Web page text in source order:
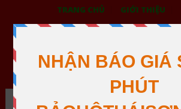
TRANG CHỦ GIỚI THIỆU
BẢO HỘ LAO ĐỘNG
XƯỞNG MAY THÁI SƠN
Search